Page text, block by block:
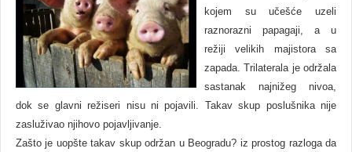
kojem su učešće uzeli
raznorazni papagaji, a u
režiji velikih majistora sa
zapada. Trilaterala je održala
sastanak najnižeg nivoa,
dok se glavni režiseri nisu ni pojavili. Takav skup poslušnika nije
zasluživao njihovo pojavljivanje.
Zašto je uopšte takav skup održan u Beogradu? iz prostog razloga da